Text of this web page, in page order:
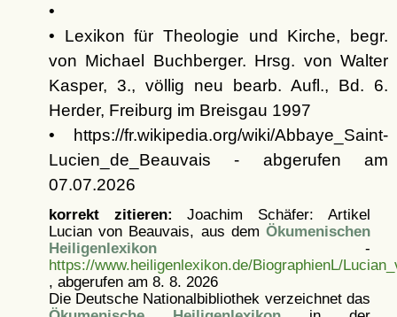
•
• Lexikon für Theologie und Kirche, begr.
von Michael Buchberger. Hrsg. von Walter
Kasper, 3., völlig neu bearb. Aufl., Bd. 6.
Herder, Freiburg im Breisgau 1997
• https://fr.wikipedia.org/wiki/Abbaye_Saint-
Lucien_de_Beauvais - abgerufen am
07.07.2026
korrekt zitieren: Joachim Schäfer: Artikel
Lucian von Beauvais, aus dem Ökumenischen
Heiligenlexikon-
https://www.heiligenlexikon.de/BiographienL/
, abgerufen am 8. 8. 2026
Die Deutsche Nationalbibliothek verzeichnet das